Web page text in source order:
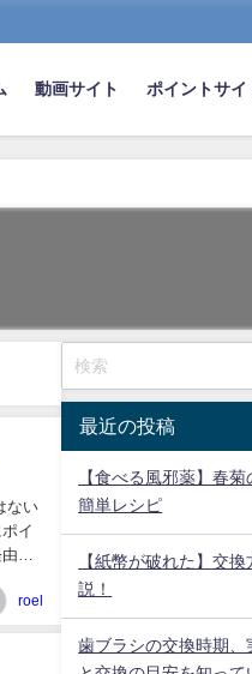
動画サイト ポイントサイ
ない
イ
す
roel
最近の投稿
【食べる風邪薬】春
簡単レシピ
【紙幣が破れた】交
説！
歯ブラシの交換時期